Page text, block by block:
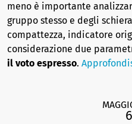
meno è importante
gruppo stesso e degli
compattezza, indicatore
considerazione due
il voto espresso.